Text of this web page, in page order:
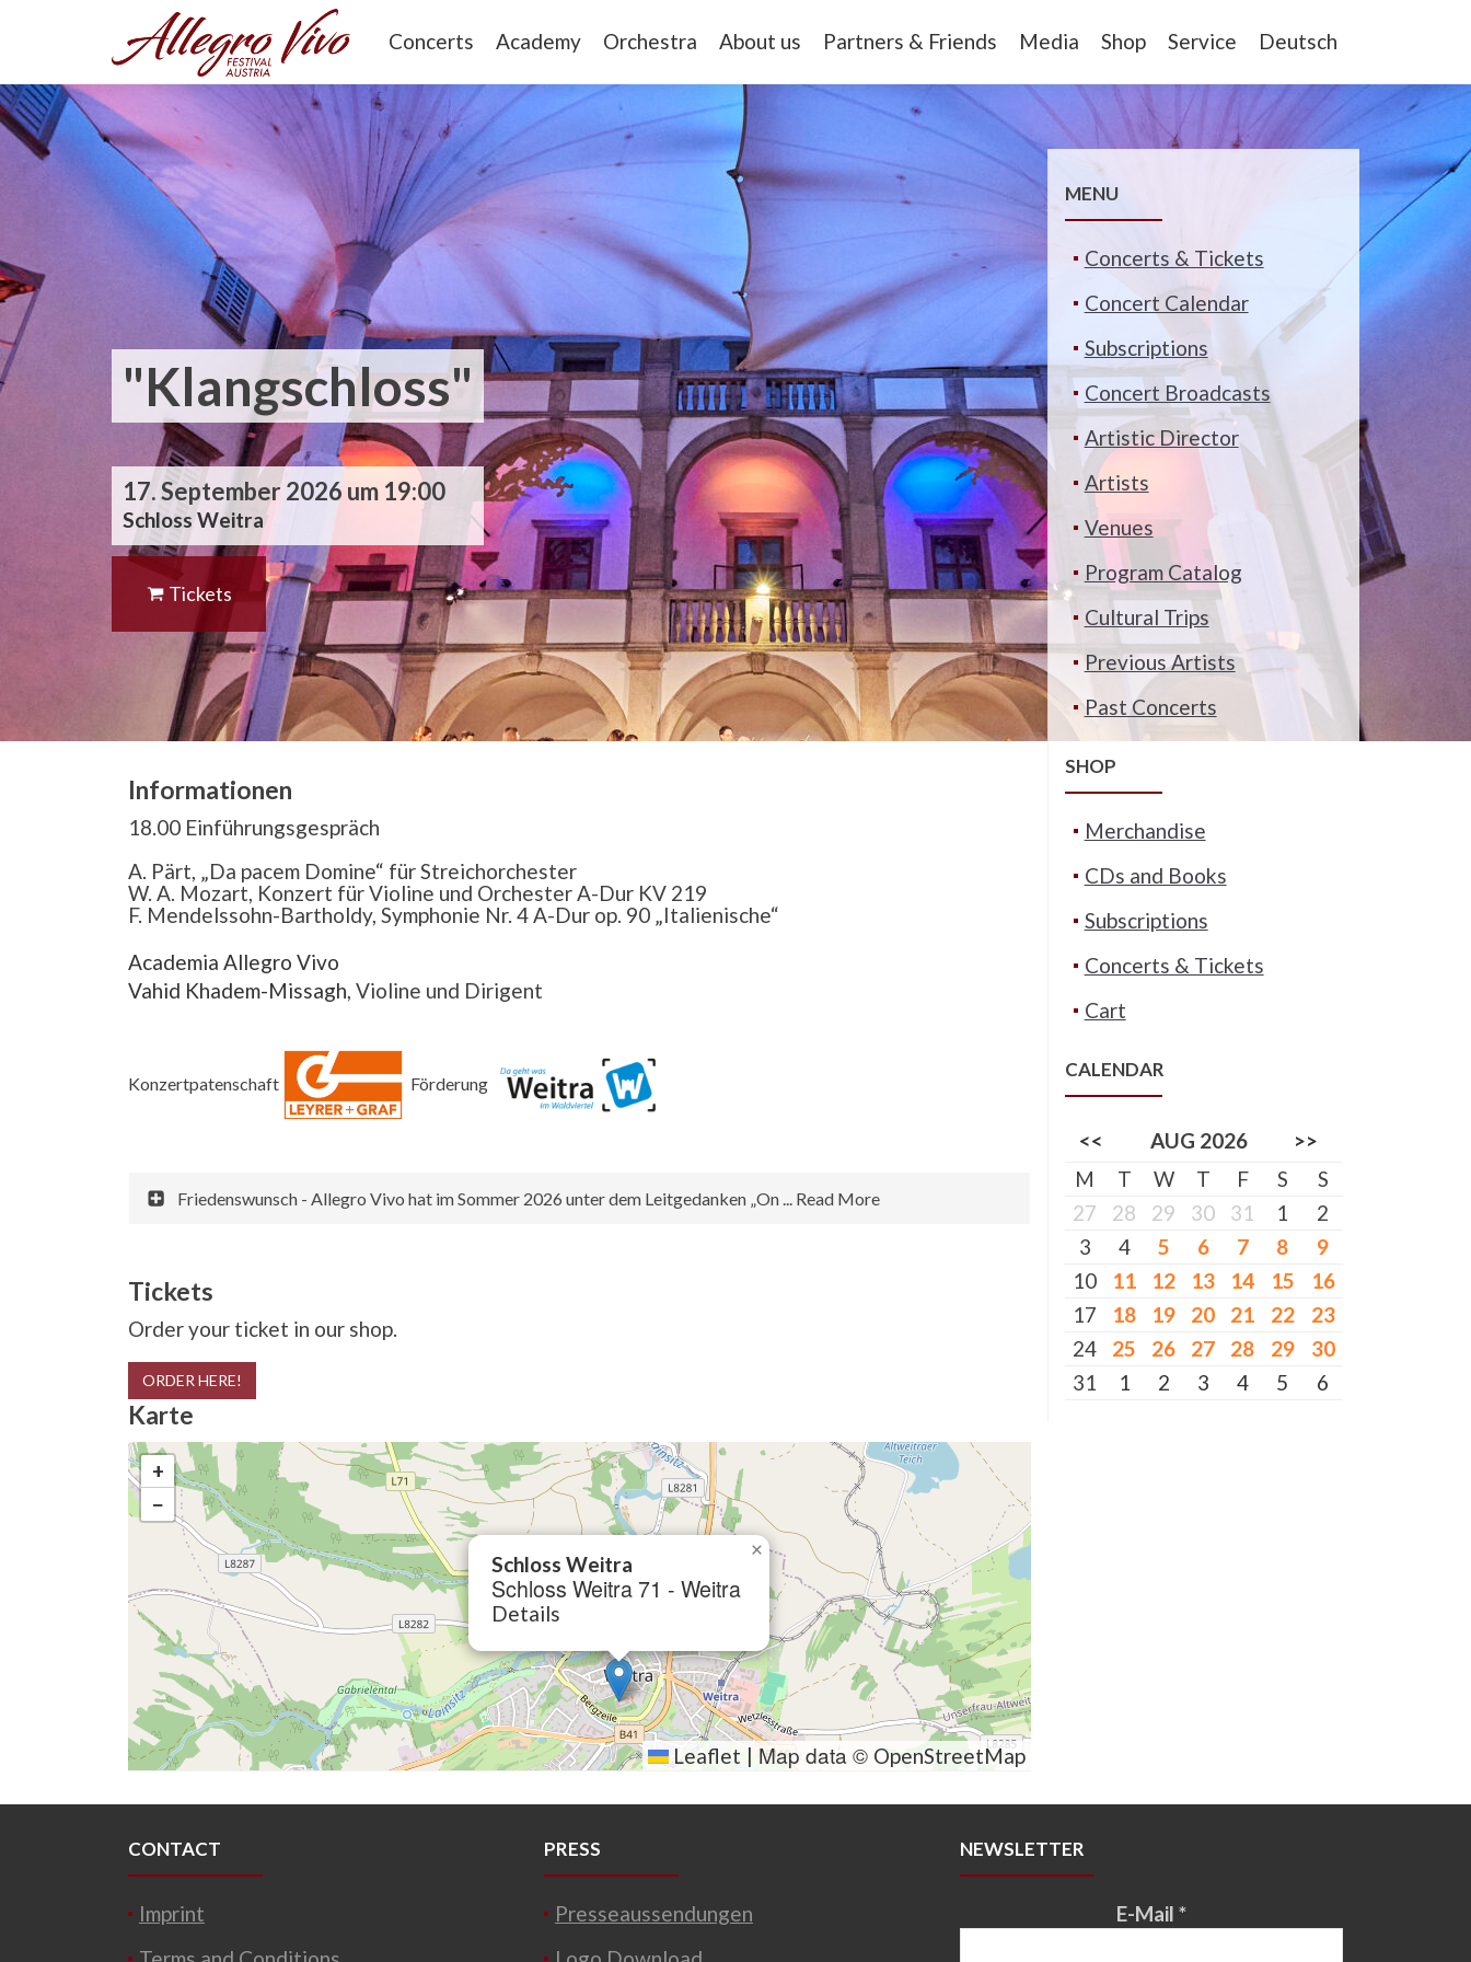
Concerts Academy Orchestra About us Partners & Friends Media Shop Service Deutsch
"Klangschloss"
17. September 2026 um 19:00
Schloss Weitra
Tickets
Informationen
18.00 Einführungsgespräch
A. Pärt, „Da pacem Domine“ für Streichorchester
W. A. Mozart, Konzert für Violine und Orchester A-Dur KV 219
F. Mendelssohn-Bartholdy, Symphonie Nr. 4 A-Dur op. 90 „Italienische“
Academia Allegro Vivo
Vahid Khadem-Missagh, Violine und Dirigent
Konzertpatenschaft Förderung
Friedenswunsch - Allegro Vivo hat im Sommer 2026 unter dem Leitgedanken „On ... Read More
Tickets
Order your ticket in our shop.
ORDER HERE!
Karte
Schloss Weitra
Schloss Weitra 71 - Weitra
Details
×
+
−
Leaflet | Map data © OpenStreetMap
MENU
Concerts & Tickets
Concert Calendar
Subscriptions
Concert Broadcasts
Artistic Director
Artists
Venues
Program Catalog
Cultural Trips
Previous Artists
Past Concerts
SHOP
Merchandise
CDs and Books
Subscriptions
Concerts & Tickets
Cart
CALENDAR
<< AUG 2026
>>
M
T W T F S
S
27
28 29 30 31 1
2
3
4 5 6 7 8
9
10
11 12 13 14 15
16
17
18 19 20 21 22
23
24
25 26 27 28 29
30
31
1 2 3 4 5 6
CONTACT
Imprint
PRESS
Presseaussendungen
NEWSLETTER
E-Mail *